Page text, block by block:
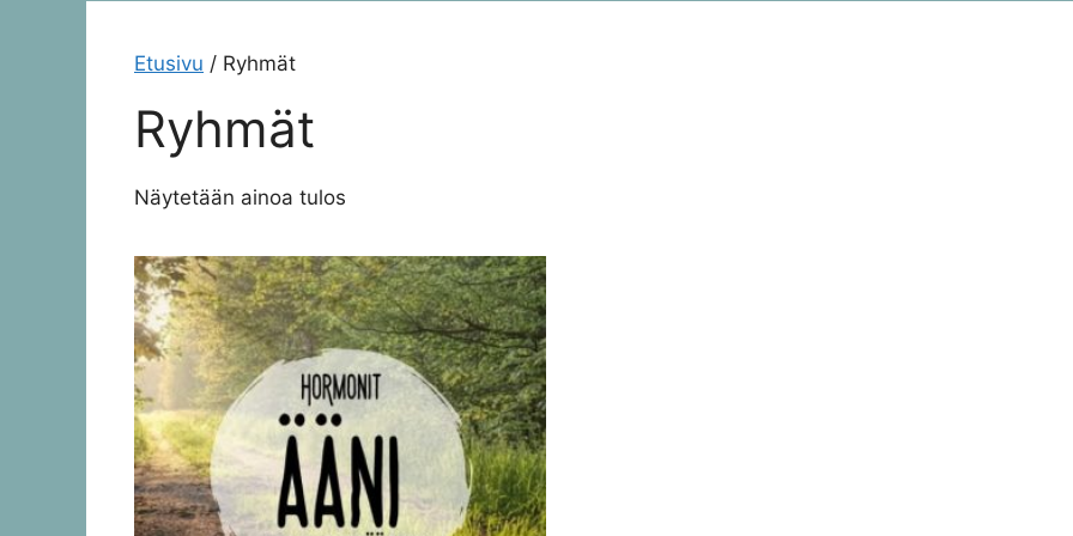
Etusivu / Ryhmät
Ryhmät
Näytetään ainoa tulos